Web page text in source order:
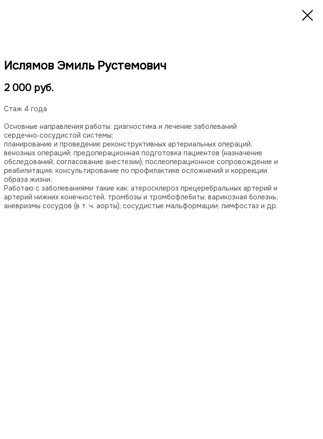
Ислямов Эмиль Рустемович
2 000 руб.
Cтаж 4 года
Основные направления работы: диагностика и лечение заболеваний
сердечно‑сосудистой системы;
планирование и проведение реконструктивных артериальных операций,
венозных операций; предоперационная подготовка пациентов (назначение
обследований, согласование анестезии); послеоперационное сопровождение и
реабилитация; консультирование по профилактике осложнений и коррекции
образа жизни.
Работаю с заболеваниями такие как: атеросклероз прецеребральных артерий и
артерий нижних конечностей, тромбозы и тромбофлебиты; варикозная болезнь;
аневризмы сосудов (в т. ч. аорты); сосудистые мальформации; лимфостаз и др.